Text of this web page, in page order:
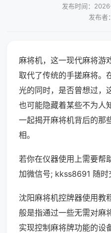
发布时间：
发布者
麻将机，这一现代麻将游
取代了传统的手搓麻将。
光的同时，是否曾想过，
也可能隐藏着某些不为人
一起揭开麻将机背后的那
相。
若你在仪器使用上需要帮
加微信号; kkss8691 随时
沈阳麻将机控牌器使用教
般是指通过一些无需对麻
实现控制麻将牌功能的设